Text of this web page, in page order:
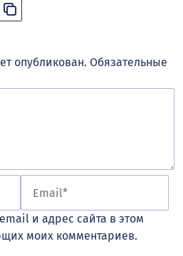
опубликован. Обязательные
и адрес сайта в этом
моих комментариев.